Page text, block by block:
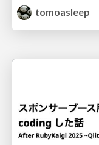
tomoasleep